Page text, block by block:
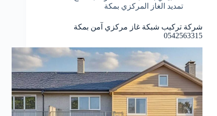
تمديد الغاز المركزي بمكة
شركة تركيب شبكة غاز مركزي آمن بمكة
0542563315